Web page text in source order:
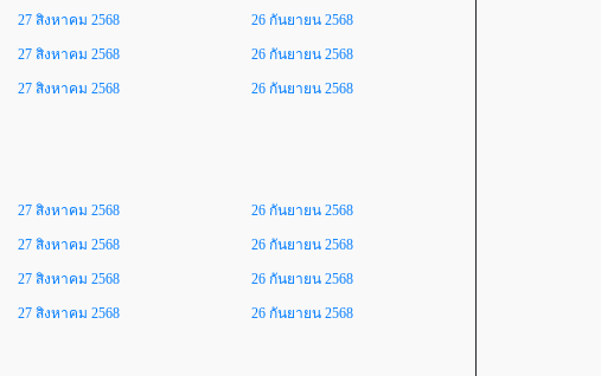
27 สิงหาคม 2568
26 กันยายน 2568
27 สิงหาคม 2568
26 กันยายน 2568
27 สิงหาคม 2568
26 กันยายน 2568
27 สิงหาคม 2568
26 กันยายน 2568
27 สิงหาคม 2568
26 กันยายน 2568
27 สิงหาคม 2568
26 กันยายน 2568
27 สิงหาคม 2568 26 กันยายน 2568